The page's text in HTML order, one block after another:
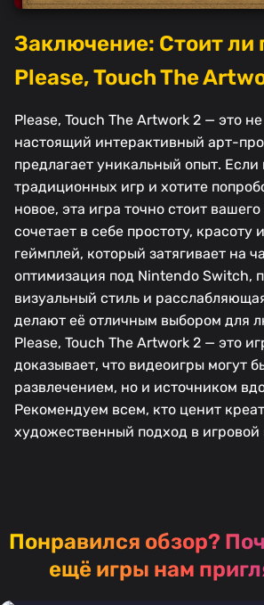
Заключение: Стоит ли
Please, Touch The
Please, Touch The Artwork 2 — это
настоящий интерактивный арт-
предлагает уникальный опыт. Если
традиционных игр и хотите
новое, эта игра точно стоит
сочетает в себе простоту, красоту
геймплей, который затягивает на
оптимизация под Nintendo Switch,
визуальный стиль и
делают её отличным выбором для
Please, Touch The Artwork 2 — это
доказывает, что видеоигры могут
развлечением, но и источником
Рекомендуем всем, кто ценит
художественный подход в игровой
Понравился обзор?
ещё игры нам